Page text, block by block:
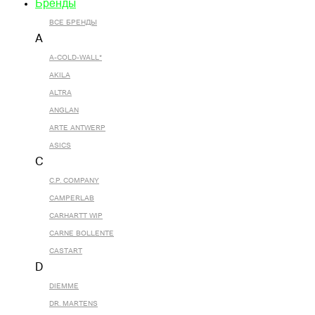
Бренды
ВСЕ БРЕНДЫ
A
A-COLD-WALL*
AKILA
ALTRA
ANGLAN
ARTE ANTWERP
ASICS
C
C.P. COMPANY
CAMPERLAB
CARHARTT WIP
CARNE BOLLENTE
CASTART
D
DIEMME
DR. MARTENS